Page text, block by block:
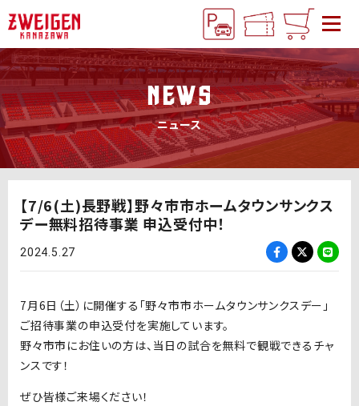
NEWS
ニュース
【7/6(土)長野戦】野々市市ホームタウンサンクス
デー無料招待事業 申込受付中！
2024.5.27
7月6日（土）に開催する「野々市市ホームタウンサンクスデー」
ご招待事業の申込受付を実施しています。
野々市市にお住いの方は、当日の試合を無料で観戦できるチャ
ンスです！
ぜひ皆様ご来場ください！